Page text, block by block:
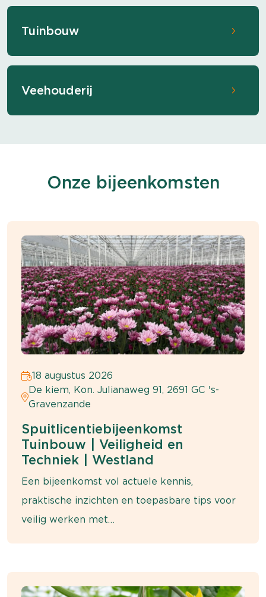
Tuinbouw
Veehouderij
Onze bijeenkomsten
18 augustus 2026
De kiem, Kon. Julianaweg 91, 2691 GC 's-
Gravenzande
Spuitlicentiebijeenkomst
Tuinbouw | Veiligheid en
Techniek | Westland
Een bijeenkomst vol actuele kennis,
praktische inzichten en toepasbare tips voor
veilig werken met